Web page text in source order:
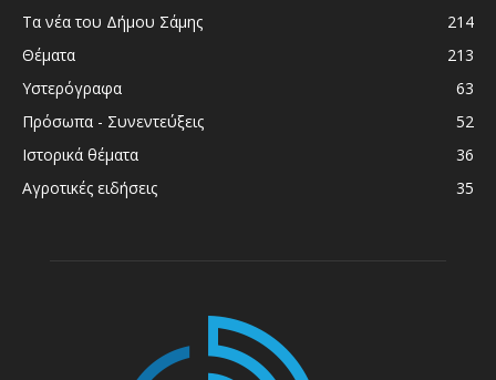
Τα νέα του Δήμου Σάμης
214
Θέματα
213
Υστερόγραφα
63
Πρόσωπα - Συνεντεύξεις
52
Ιστορικά θέματα
36
Αγροτικές ειδήσεις
35